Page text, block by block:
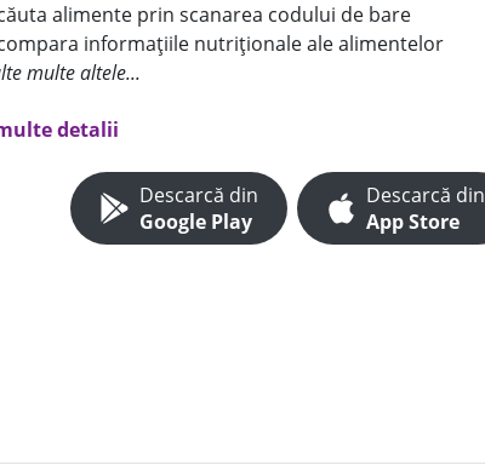
alimente prin scanarea codului de bare
informațiile nutriționale ale alimentelor
multe altele...
detalii
Descarcă din
Google Play
Descarcă din
App Store